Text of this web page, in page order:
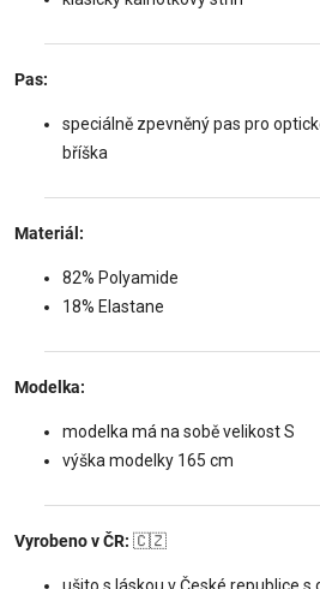
Pas:
speciálně zpevněný pas pro
bříška
Materiál:
82% Polyamide
18% Elastane
Modelka:
modelka má na sobě velikost S
výška modelky 165 cm
Vyrobeno v ČR: 🇨🇿
ušito s láskou v České republice